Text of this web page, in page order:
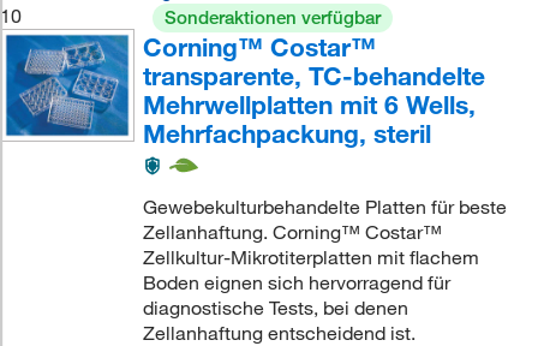
10 Sonderaktionen verfügbar
Corning™ Costar™
transparente, TC-behandelte
Mehrwellplatten mit 6 Wells,
Mehrfachpackung, steril
Gewebekulturbehandelte Platten für beste
Zellanhaftung. Corning™ Costar™
Zellkultur-Mikrotiterplatten mit flachem
Boden eignen sich hervorragend für
diagnostische Tests, bei denen
Zellanhaftung entscheidend ist.